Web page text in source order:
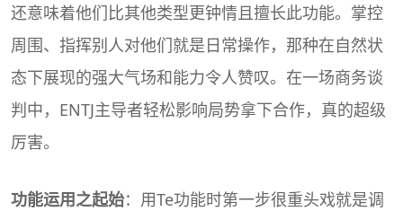
还意味着他们比其他类型更钟情且擅长此功能。掌控
周围、指挥别人对他们就是日常操作，那种在自然状
态下展现的强大气场和能力令人赞叹。在一场商务谈
判中，ENTJ主导者轻松影响局势拿下合作，真的超级
厉害。
功能运用之起始：用Te功能时第一步很重头戏就是调